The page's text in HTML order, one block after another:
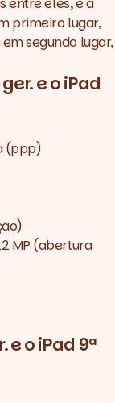
primeiro lugar,
segundo lugar,
e o iPad
(ppp)
MP (abertura
e o iPad 9ª